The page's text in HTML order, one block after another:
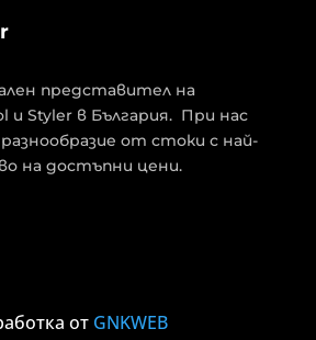
представител на
и Styler в България. При нас
от стоки с най-
на достъпни цени.
от GNKWEB